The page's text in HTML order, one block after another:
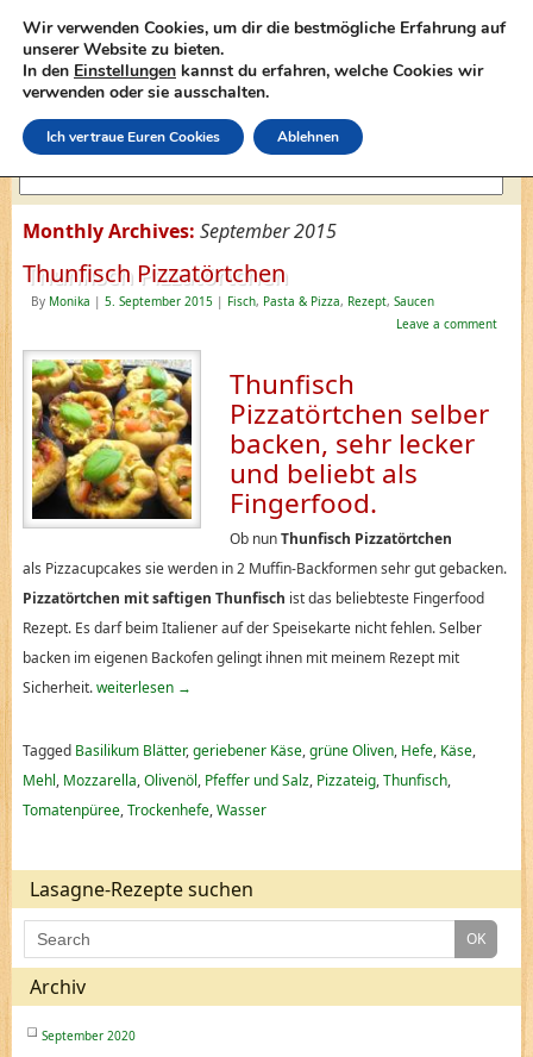
lasagne-rezepte.net
Monthly Archives: September 2015
Thunfisch Pizzatörtchen
By Monika | 5. September 2015 | Fisch, Pasta & Pizza, Rezept, Saucen
Leave a comment
Thunfisch
Pizzatörtchen selber
backen, sehr lecker
und beliebt als
Fingerfood.
Ob nunThunfisch Pizzatörtchen
als Pizzacupcakes sie werden in 2 Muffin-Backformen sehr gut gebacken.
Pizzatörtchen mit saftigen Thunfisch ist das beliebteste Fingerfood
Rezept. Es darf beim Italiener auf der Speisekarte nicht fehlen. Selber
backen im eigenen Backofen gelingt ihnen mit meinem Rezept mit
Sicherheit. weiterlesen →
Tagged Basilikum Blätter,geriebener Käse,grüne Oliven, Hefe, Käse,
Mehl, Mozzarella,Olivenöl, Pfeffer und Salz, Pizzateig,Thunfisch,
Tomatenpüree,Trockenhefe,Wasser
Lasagne-Rezepte suchen
Archiv
September 2020
Wir verwenden Cookies, um dir die bestmögliche Erfahrung auf
unserer Website zu bieten.
In den Einstellungen kannst du erfahren, welche Cookies wir
verwenden oder sie ausschalten.
Ich vertraue Euren Cookies Ablehnen